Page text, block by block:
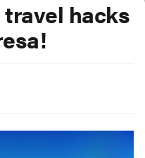
travel hacks